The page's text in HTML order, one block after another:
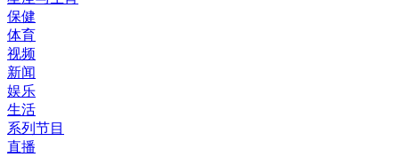
保健
体育
视频
新闻
娱乐
生活
系列节目
直播